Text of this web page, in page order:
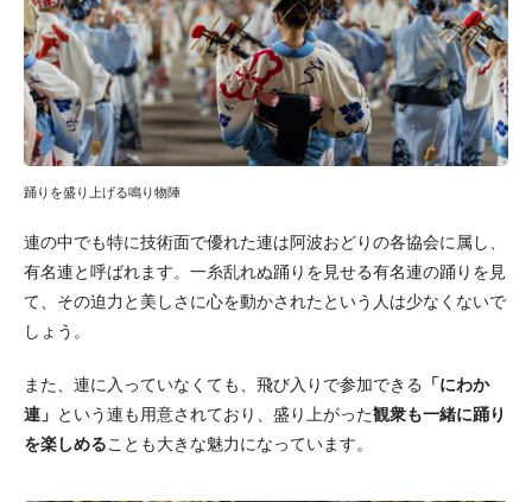
踊りを盛り上げる鳴り物陣
連の中でも特に技術面で優れた連は阿波おどりの各協会に属し、
有名連と呼ばれます。一糸乱れぬ踊りを見せる有名連の踊りを見
て、その迫力と美しさに心を動かされたという人は少なくないで
しょう。
また、連に入っていなくても、飛び入りで参加できる
「にわか
連」 という連も用意されており、盛り上がった観衆も一緒に踊り
を楽しめることも大きな魅力になっています。